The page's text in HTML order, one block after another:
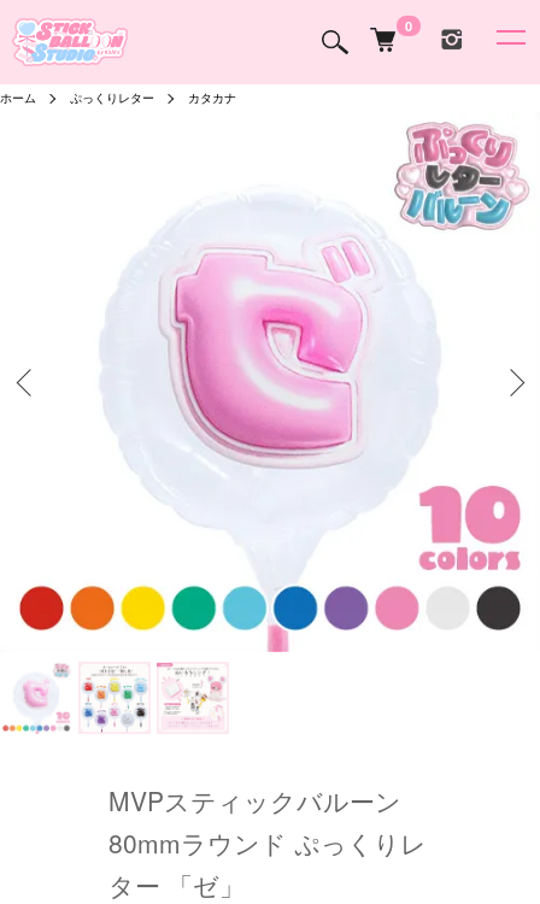
0
ホーム ぷっくりレター カタカナ
MVPスティックバルーン
80mmラウンド ぷっくりレ
ター 「ゼ」